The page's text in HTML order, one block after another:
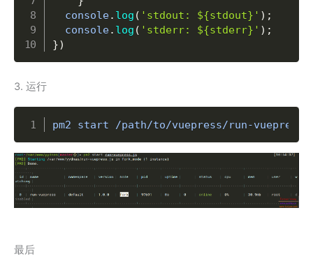
  console
. log ( 'stdout: ${stdout}' ) ;
  console
. log ( 'stderr: ${stderr}' ) ;
})
3. 运行
pm2 start /path/to/vuepress/run-
最后